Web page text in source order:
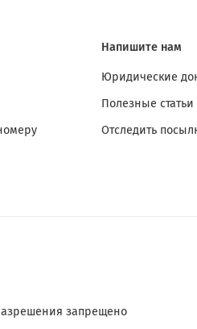
Напишите нам
Юридические
Полезные статьи
Отследить
запрещено